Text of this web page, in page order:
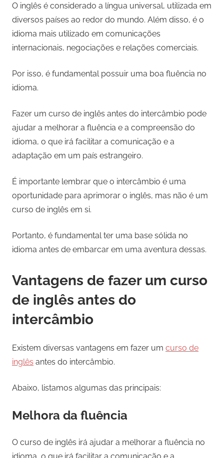
O inglês é considerado a língua universal, utilizada em
diversos países ao redor do mundo. Além disso, é o
idioma mais utilizado em comunicações
internacionais, negociações e relações comerciais.
Por isso, é fundamental possuir uma boa fluência no
idioma.
Fazer um curso de inglês antes do intercâmbio pode
ajudar a melhorar a fluência e a compreensão do
idioma, o que irá facilitar a comunicação e a
adaptação em um país estrangeiro.
É importante lembrar que o intercâmbio é uma
oportunidade para aprimorar o inglês, mas não é um
curso de inglês em si.
Portanto, é fundamental ter uma base sólida no
idioma antes de embarcar em uma aventura dessas.
Vantagens de fazer um curso
de inglês antes do
intercâmbio
Existem diversas vantagens em fazer um curso de
inglês antes do intercâmbio.
Abaixo, listamos algumas das principais:
Melhora da fluência
O curso de inglês irá ajudar a melhorar a fluência no